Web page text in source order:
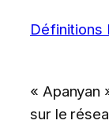
Définitions
« Apanyan
sur le